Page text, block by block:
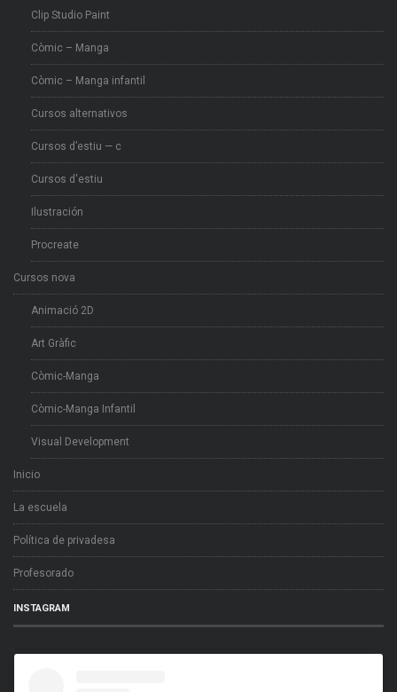
Clip Studio Paint
Còmic – Manga
Còmic – Manga infantil
Cursos alternativos
Cursos d’estiu — c
Cursos d'estiu
Ilustración
Procreate
Cursos nova
Animació 2D
Art Gràfic
Còmic-Manga
Còmic-Manga Infantil
Visual Development
Inicio
La escuela
Política de privadesa
Profesorado
INSTAGRAM